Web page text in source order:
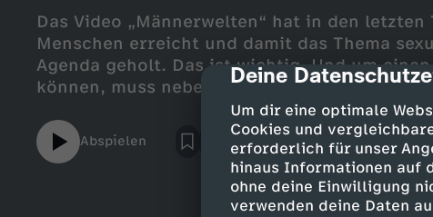
cmp-dialog-
Deine
Um dir eine optimale
Cookies und
erforderlich für unser
hinaus Informationen auf
ohne deine Einwilligung
verwenden deine Daten
Das Video „Männerwelten“ hat in den letzten
Menschen erreicht und damit das Thema
Agenda geholt. Das ist wichtig. Und um
können, muss neben Aufmerksamkeit auch
ist sexuelle Belästigung eigentlich genau,
und Frauen sind betroffen, welche
sexuelle Belästigung auf das Leben der
man im Ernstfall oft so passiv? Welche
inwiefern spielt hier Sexismus eine Rolle?
Abspielen